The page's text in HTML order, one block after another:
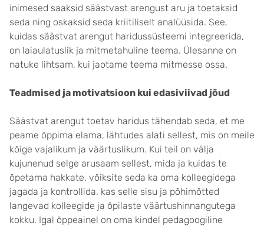
inimesed saaksid säästvast arengust aru ja toetaksid
seda ning oskaksid seda kriitiliselt analüüsida. See,
kuidas säästvat arengut haridussüsteemi integreerida,
on laiaulatuslik ja mitmetahuline teema. Ülesanne on
natuke lihtsam, kui jaotame teema mitmesse ossa.
Teadmised ja motivatsioon kui edasiviivad jõud
Säästvat arengut toetav haridus tähendab seda, et me
peame õppima elama, lähtudes alati sellest, mis on meile
kõige vajalikum ja väärtuslikum. Kui teil on välja
kujunenud selge arusaam sellest, mida ja kuidas te
õpetama hakkate, võiksite seda ka oma kolleegidega
jagada ja kontrollida, kas selle sisu ja põhimõtted
langevad kolleegide ja õpilaste väärtushinnangutega
kokku. Igal õppeainel on oma kindel pedagoogiline